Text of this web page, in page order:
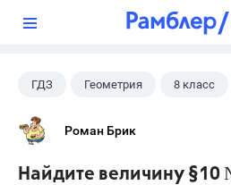
ГДЗ Геометрия 8 класс
Роман Брик
Найдите величину §10